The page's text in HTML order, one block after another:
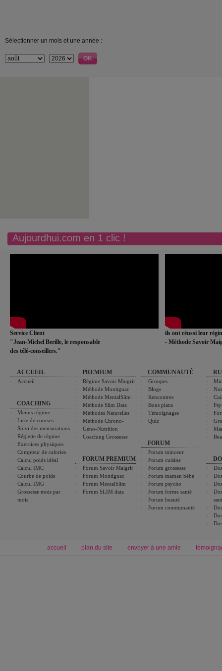
Sélectionner un mois et une année :
Aujourdhui.com en 1 clic !
Service Client
"Jean-Michel Berille, le responsable
des télé-conseillers."
ils ont réussi leur
- Méthode Savoir
ACCUEIL
Accueil
COACHING
Menus régime
Liste de courses
Suivi des mensurations
Réglette de régime
Exercices physiques
Compteur de calories
Calcul poids idéal
Calcul IMC
Courbe de poids
Calcul IMG
Grossesse mois par
mois
PREMIUM
Régime Savoir Maigrir
Méthode Montignac
Méthode MentalSlim
Méthode Slim Data
Méthodes Naturelles
Méthode Chrono-
Géno-Nutrition
Coaching Grossesse
FORUM PREMIUM
Forum Savoir Maigrir
Forum Montignac
Forum MentalSlim
Forum SLIM data
COMMUNAUTÉ
Groupes
Blogs
Rencontres
Bons plans
Témoignages
Quiz
FORUM
Forum minceur
Forum cuisine
Forum grossesse
Forum maman bébé
Forum psycho
Forum forme santé
Forum beauté
Forum communauté
accueil plan du site envoyer à une amie